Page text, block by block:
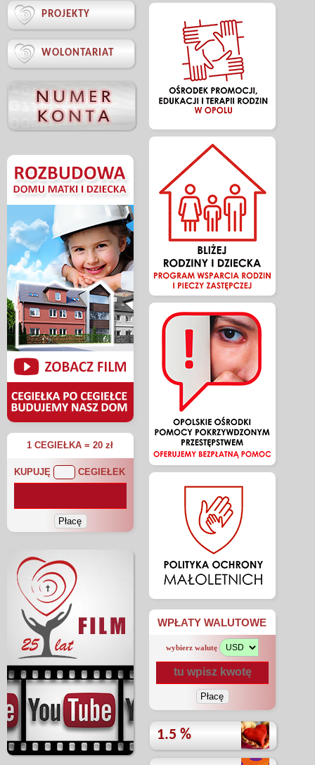
 PROJEKTY
 WOLONTARIAT
1 CEGIEŁKA = 20 zł
KUPUJĘ CEGIEŁEK
WPŁATY WALUTOWE
wybierz walutę
1.5 %